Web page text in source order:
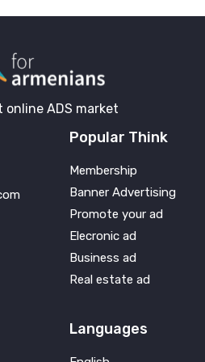
online ADS market
Popular Think
Membership
Banner Advertising
Promote your ad
Elecronic ad
Business ad
Real estate ad
Languages